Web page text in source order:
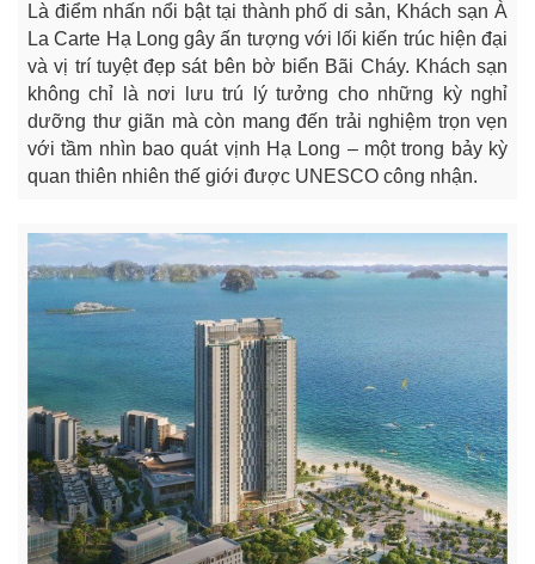
Là điểm nhấn nổi bật tại thành phố di sản, Khách sạn À
La Carte Hạ Long gây ấn tượng với lối kiến trúc hiện đại
và vị trí tuyệt đẹp sát bên bờ biển Bãi Cháy. Khách sạn
không chỉ là nơi lưu trú lý tưởng cho những kỳ nghỉ
dưỡng thư giãn mà còn mang đến trải nghiệm trọn vẹn
với tầm nhìn bao quát vịnh Hạ Long – một trong bảy kỳ
quan thiên nhiên thế giới được UNESCO công nhận.